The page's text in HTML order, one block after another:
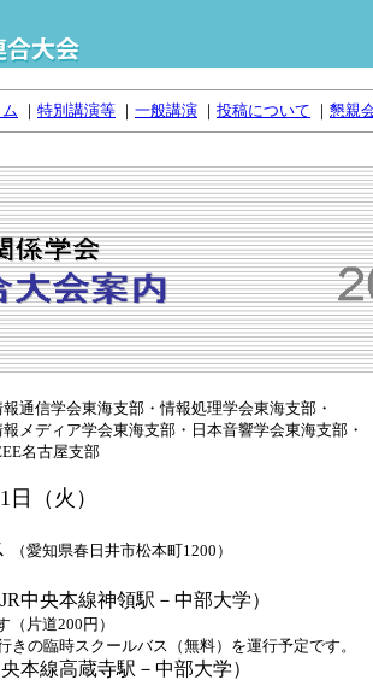
｜ 特別講演等 ｜ 一般講演 ｜ 投稿について ｜ 懇親
通信学会東海支部・情報処理学会東海支部・
メディア学会東海支部・日本音響学会東海支部・
名古屋支部
（火）
（愛知県春日井市松本町1200）
中央本線神領駅－中部大学）
片道200円）
臨時スクールバス（無料）を運行予定です。
本線高蔵寺駅－中部大学）